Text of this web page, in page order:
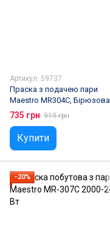
Артикул: 59737
Праска з подачею пари
Maestro MR304С, Бірюзова
735 грн 919 грн
Купити
−20%